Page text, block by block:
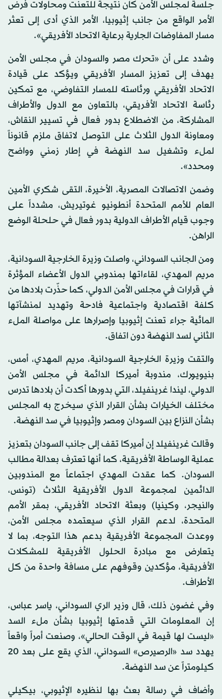
جلسة لمجلس الأمن كان نتيجة للتعنت ومحاولات فرض
الأمر الواقع من جانب إثيوبيا، الأمر الذي أدى إلى تعثر
مسار المفاوضات الجارية برعاية الاتحاد الأفريقي».
وشدد على أن «تحرك مصر والسودان في مجلس الأمن
يهدف إلى تعزيز المسار الأفريقي ويؤكد على قيادة
الاتحاد الأفريقي ورئاسته للمسار التفاوضي، مع تمكين
رئاسة الاتحاد الأفريقي، بالتعاون مع الدول والأطراف
المشاركة، من الاضطلاع بدور فعال في تسيير النقاش،
ومعاونة الدول الثلاث على التوصل لاتفاق ملزم قانوناً
لملء وتشغيل سد النهضة في إطار زمني وواضح
ومحدد».
وضمن الاتصالات المصرية، الأخيرة، التقى شكري الأمين
العام للأمم المتحدة أنطونيو غوتيريش، مشدداً على
وجوب قيام الأطراف الدولية بدور فعال في حلحلة الوضع
الراهن.
ومن الجانب السوداني، واصلت وزيرة الخارجية السودانية،
مريم المهدي، لقاءاتها بمندوبي الدول الأعضاء المؤثرة
في قرارات في مجلس الأمن الدولي، كما حذّرت بلادها من
كلفة اقتصادية واجتماعية فادحة وتهديد لمنشآتها
المائية جراء تعنت إثيوبيا وإصرارها على مواصلة الملء
الثاني لسد النهضة دون اتفاق.
والتقت وزيرة الخارجية السودانية، مريم المهدي، أمس،
بنيويورك، مندوبة أميركا الدائمة في مجلس الأمن
الدولي، ليندا غرينفيلد، التي بدورها أكدت أن بلادها تدرس
مختلف الخيارات بشأن القرار الذي سيخرج به المجلس
بشأن النزاع بين السودان ومصر وإثيوبيا في سد النهضة.
وقالت غرينفيلد إن أميركا تقف إلى جانب السودان بتعزيز
عملية الوساطة الأفريقية، كما أنها تعترف بعدالة مطالب
السودان. كما عقدت المهدي اجتماعاً مع المندوبين
الدائمين لمجموعة الدول الأفريقية الثلاث (تونس،
والنيجر، وكينيا) وبعثة الاتحاد الأفريقي، بمقر الأمم
المتحدة، لدعم القرار الذي سيعتمده مجلس الأمن،
ووعدت المجموعة الأفريقية بدعم هذا التوجه، بما لا
يتعارض مع مبادرة الحلول الأفريقية للمشكلات
الأفريقية، مؤكدين وقوفهم على مسافة واحدة من كل
الأطراف.
وفي غضون ذلك، قال وزير الري السوداني، ياسر عباس،
إن المعلومات التي قدمتها إثيوبيا بشأن ملء السد
«ليست لها قيمة في الوقت الحالي»، وصنعت أمراً واقعاً
يهدد سد «الرصيرص» السوداني، الذي يقع على بعد 20
كيلومتراً عن سد النهضة.
وأضاف في رسالة بعث بها لنظيره الإثيوبي، بيكيلي